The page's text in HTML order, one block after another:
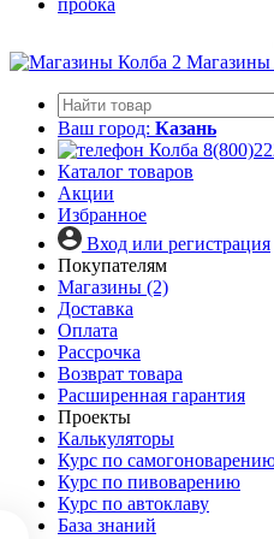
пробка
2 Магазины
Ваш город: Казань
Каталог товаров
Акции
Избранное
Вход или регистрация
Покупателям
Магазины (2)
Доставка
Оплата
Рассрочка
Возврат товара
Расширенная гарантия
Проекты
Калькуляторы
Курс по
Курс по пивоварению
Курс по автоклаву
База знаний